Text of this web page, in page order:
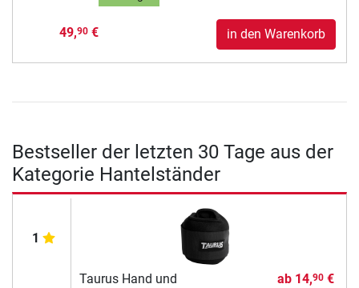
49,90€ in den Warenkorb
Bestseller der letzten 30 Tage aus der
Kategorie Hantelständer
1
Taurus Hand und
ab 14,90€